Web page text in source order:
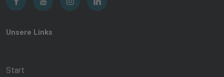
Unsere Links
Start